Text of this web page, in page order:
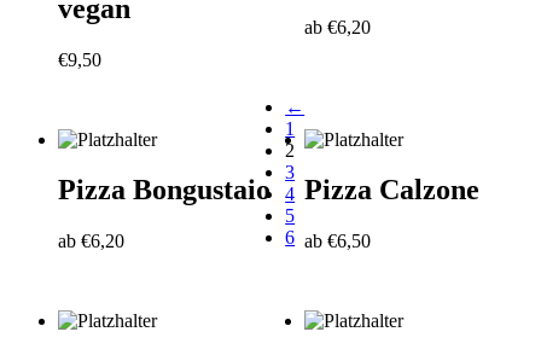
vegan
€9,50
ab €6,20
Pizza Bongustaio
ab €6,20
Pizza Calzone
ab €6,50
←
1
2
3
4
5
6